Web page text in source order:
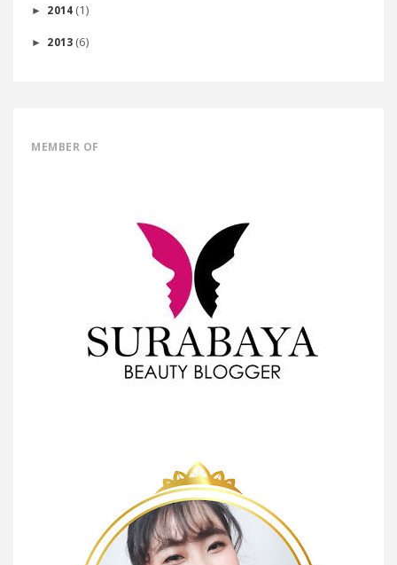
► 2014 (1)
► 2013 (6)
MEMBER OF